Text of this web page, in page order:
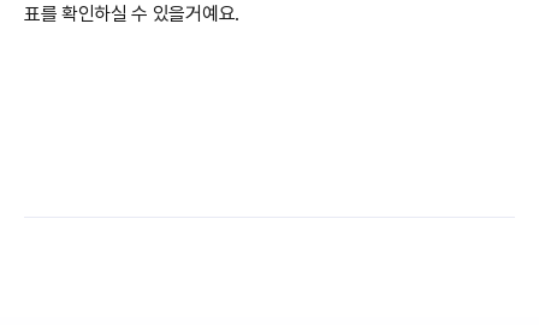
표를 확인하실 수 있을거예요.